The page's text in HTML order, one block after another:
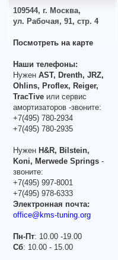
109544, г. Москва,
ул. Рабочая, 91, стр. 4
Посмотреть на карте
Наши телефоны:
Нужен AST, Drenth, JRZ,
Ohlins, Proflex, Reiger,
TracTive или сервис
амортизаторов -звоните:
+7(495) 780-2934
+7(495) 780-2935
Нужен H&R, Bilstein,
Koni, Merwede Springs -
звоните:
+7(495) 997-8001
+7(495) 978-6333
Электронная почта:
office@kms-tuning.org
Пн-Пт: 10.00 -19.00
Сб: 10.00 - 15.00